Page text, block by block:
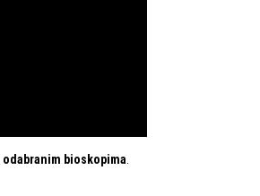
odabranim bioskopima